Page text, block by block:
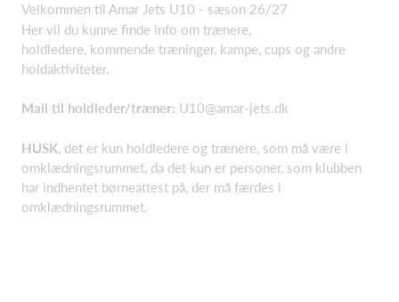
Velkommen til Amar Jets U10 - sæson 26/27
Her vil du kunne finde info om trænere,
holdledere, kommende træninger, kampe, cups og andre
holdaktiviteter.
Mail til holdleder/træner: U10@amar-jets.dk
HUSK, det er kun holdledere og trænere, som må være i
omklædningsrummet, da det kun er personer, som klubben
har indhentet børneattest på, der må færdes i
omklædningsrummet.